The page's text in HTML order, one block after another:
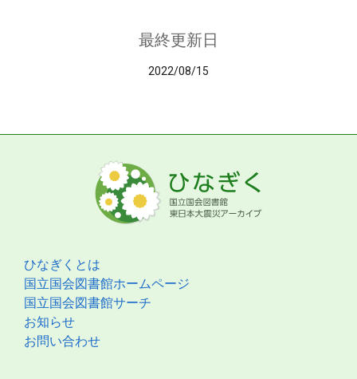
最終更新日
2022/08/15
ひなぎくとは
国立国会図書館ホームページ
国立国会図書館サーチ
お知らせ
お問い合わせ